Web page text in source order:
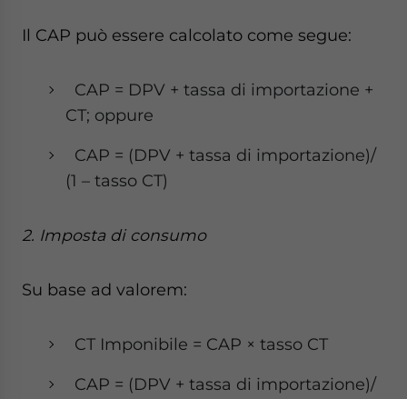
Il CAP può essere calcolato come segue:
CAP = DPV + tassa di importazione +
CT; oppure
CAP = (DPV + tassa di importazione)/
(1 – tasso CT)
2. Imposta di consumo
Su base ad valorem:
CT Imponibile = CAP × tasso CT
CAP = (DPV + tassa di importazione)/